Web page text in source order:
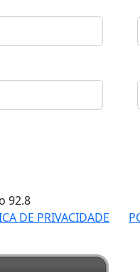
92.8
DE PRIVACIDADE